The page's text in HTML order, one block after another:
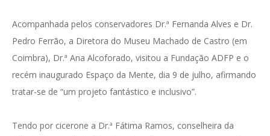
Acompanhada pelos conservadores Dr.ª Fernanda Alves e Dr.
Pedro Ferrão, a Diretora do Museu Machado de Castro (em
Coimbra), Dr.ª Ana Alcoforado, visitou a Fundação ADFP e o
recém inaugurado Espaço da Mente, dia 9 de julho, afirmando
tratar-se de “um projeto fantástico e inclusivo”.
Tendo por cicerone a Dr.ª Fátima Ramos, conselheira da